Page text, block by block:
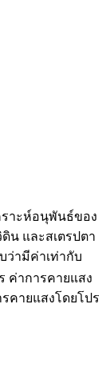
ราะห์อนุพันธ์ของ
น และสเตรปตา
ว่ามีค่าเท่ากับ
ค่าการคายแสง
คายแสงโดยโปร